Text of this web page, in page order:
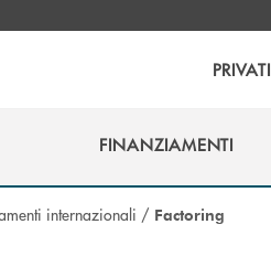
PRIVATI
FINANZIAMENTI
internazionali / Factoring